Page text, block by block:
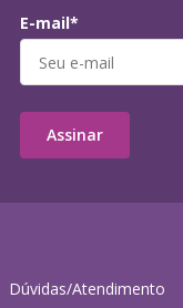
Dúvidas/Atendimento
E-mail*
Assinar